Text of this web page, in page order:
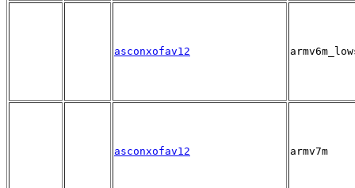
asconxofav12
asconxofav12 armv7m